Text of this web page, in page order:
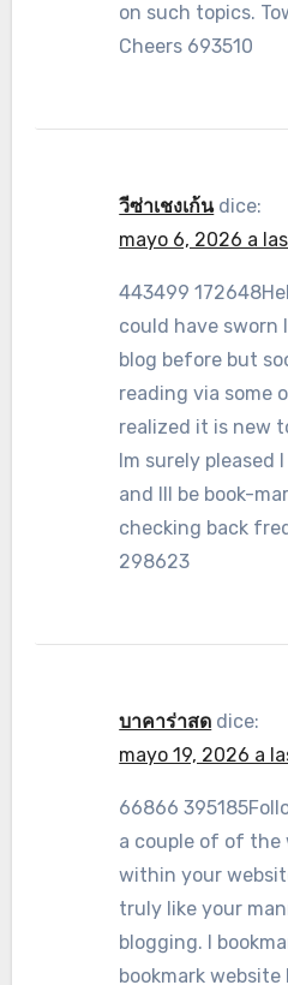
on such topics.
Cheers 693510
วีซ่าเชงเก้น dice:
mayo 6, 2026 a
443499
could have sworn
blog before but
reading via some
realized it is new
Im surely pleased
and Ill be book-
checking back
298623
บาคาร่าสด dice:
mayo 19, 2026 a
66866
a couple of of the
within your
truly like your
blogging. I
bookmark